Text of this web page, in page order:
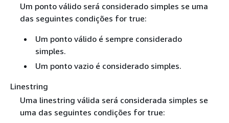
Um ponto válido será considerado simples se uma
das seguintes condições for true:
Um ponto válido é sempre considerado
simples.
Um ponto vazio é considerado simples.
Linestring
Uma linestring válida será considerada simples se
uma das seguintes condições for true: